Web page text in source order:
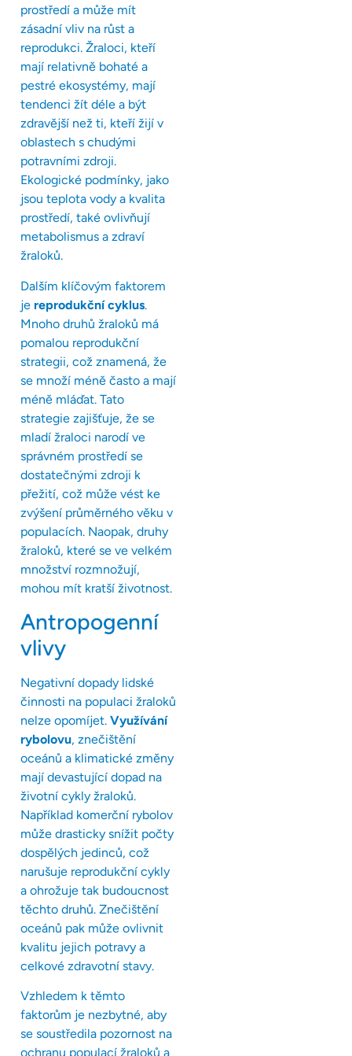
prostředí a může mít
zásadní vliv na růst a
reprodukci. Žraloci, kteří
mají relativně bohaté a
pestré ekosystémy, mají
tendenci žít déle a být
zdravější než ti, kteří žijí v
oblastech s chudými
potravními zdroji.
Ekologické podmínky, jako
jsou teplota vody a kvalita
prostředí, také ovlivňují
metabolismus a zdraví
žraloků.
Dalším klíčovým faktorem
je reprodukční cyklus.
Mnoho druhů žraloků má
pomalou reprodukční
strategii, což znamená, že
se množí méně často a mají
méně mláďat. Tato
strategie zajišťuje, že se
mladí žraloci narodí ve
správném prostředí se
dostatečnými zdroji k
přežití, což může vést ke
zvýšení průměrného věku v
populacích. Naopak, druhy
žraloků, které se ve velkém
množství rozmnožují,
mohou mít kratší životnost.
Antropogenní
vlivy
Negativní dopady lidské
činnosti na populaci žraloků
nelze opomíjet. Využívání
rybolovu, znečištění
oceánů a klimatické změny
mají devastující dopad na
životní cykly žraloků.
Například komerční rybolov
může drasticky snížit počty
dospělých jedinců, což
narušuje reprodukční cykly
a ohrožuje tak budoucnost
těchto druhů. Znečištění
oceánů pak může ovlivnit
kvalitu jejich potravy a
celkové zdravotní stavy.
Vzhledem k těmto
faktorům je nezbytné, aby
se soustředila pozornost na
ochranu populací žraloků a